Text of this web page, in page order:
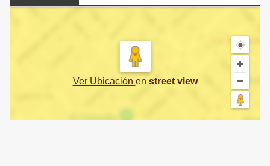
Ver Ubicación en street view